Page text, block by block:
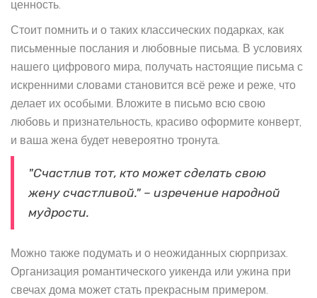
ценность.
Стоит помнить и о таких классических подарках, как
письменные послания и любовные письма. В условиях
нашего цифрового мира, получать настоящие письма с
искренними словами становится всё реже и реже, что
делает их особыми. Вложите в письмо всю свою
любовь и признательность, красиво оформите конверт,
и ваша жена будет невероятно тронута.
"Счастлив тот, кто может сделать свою
жену счастливой." – изречение народной
мудрости.
Можно также подумать и о неожиданных сюрпризах.
Организация романтического уикенда или ужина при
свечах дома может стать прекрасным примером.